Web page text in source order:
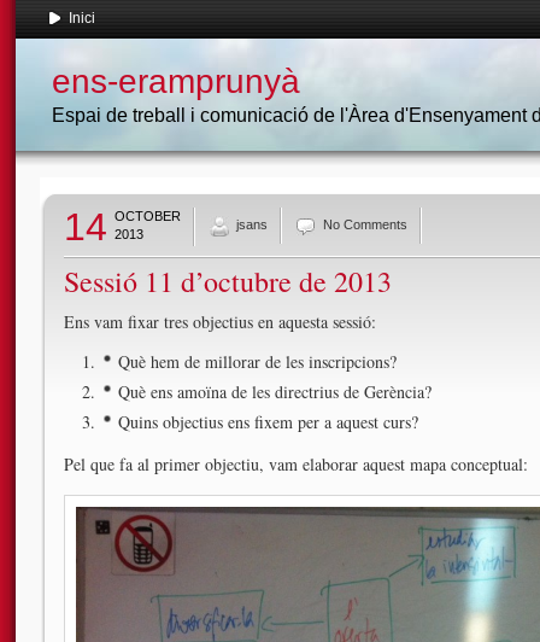
Inici
ens-eramprunyà
Espai de treball i comunicació de l'Àrea d'Ensenyament
14 OCTOBER
2013
jsans No Comments
Sessió 11 d’octubre de 2013
Ens vam fixar tres objectius en aquesta sessió:
Què hem de millorar de les inscripcions?
Què ens amoïna de les directrius de Gerència?
Quins objectius ens fixem per a aquest curs?
Pel que fa al primer objectiu, vam elaborar aquest mapa conceptual: